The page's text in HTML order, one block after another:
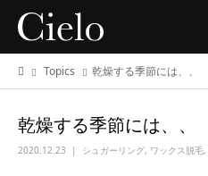
Topics 乾燥する季節には、、
乾燥する季節には、、
2020.12.23 シュガーリング, ワックス脱毛,